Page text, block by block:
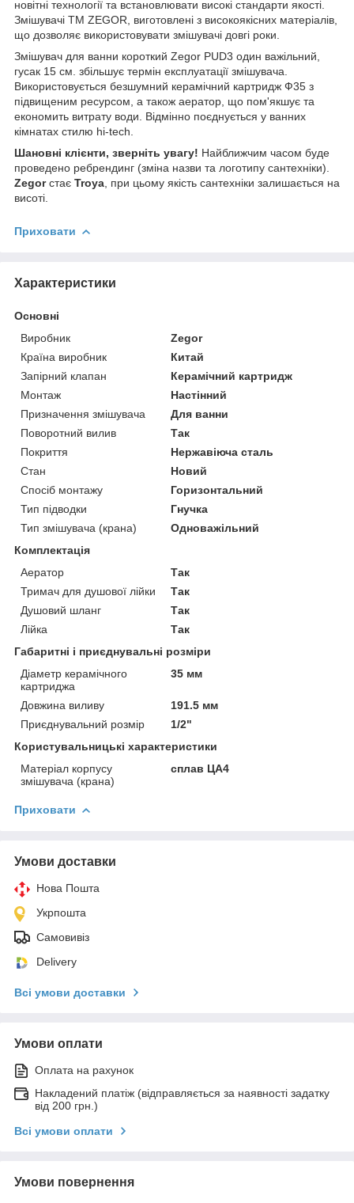
новітні технології та встановлювати високі стандарти якості.
Змішувачі ТМ ZEGOR, виготовлені з високоякісних матеріалів,
що дозволяє використовувати змішувачі довгі роки.
Змішувач для ванни короткий Zegor PUD3 один важільний,
гусак 15 см. збільшує термін експлуатації змішувача.
Використовується безшумний керамічний картридж Ф35 з
підвищеним ресурсом, а також аератор, що пом'якшує та
економить витрату води. Відмінно поєднується у ванних
кімнатах стилю hi-tech.
Шановні клієнти, зверніть увагу! Найближчим часом буде
проведено ребрендинг (зміна назви та логотипу сантехніки).
Zegorстає Troya , при цьому якість сантехніки залишається на
висоті.
Приховати
Характеристики
Основні
Виробник
Zegor
Країна виробник
Китай
Запірний клапан
Керамічний картридж
Монтаж
Настінний
Призначення змішувача
Для ванни
Поворотний вилив
Так
Покриття
Нержавіюча сталь
Стан
Новий
Спосіб монтажу
Горизонтальний
Тип підводки
Гнучка
Тип змішувача (крана)
Одноважільний
Комплектація
Аератор
Так
Тримач для душової лійки
Так
Душовий шланг
Так
Лійка
Так
Габаритні і приєднувальні розміри
Діаметр керамічного
картриджа
35 мм
Довжина виливу
191.5 мм
Приєднувальний розмір
1/2"
Користувальницькі характеристики
Матеріал корпусу
змішувача (крана)
сплав ЦА4
Приховати
Умови доставки
Нова Пошта
Укрпошта
Самовивіз
Delivery
Всі умови доставки
Умови оплати
Оплата на рахунок
Накладений платіж (відправляється за наявності задатку
від 200 грн.)
Всі умови оплати
Умови повернення